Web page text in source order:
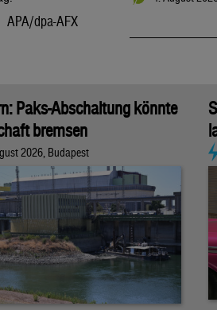
APA/dpa-AFX
Paks-Abschaltung könnte
bremsen
2026, Budapest